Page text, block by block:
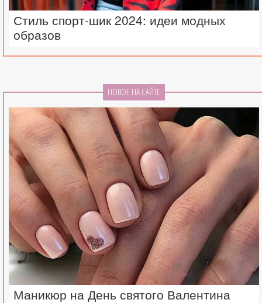
Стиль спорт-шик 2024: идеи модных
образов
НОВОЕ НА САЙТЕ
Маникюр на День святого Валентина